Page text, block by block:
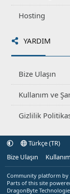
Hosting
YARDIM
Bize Ulaşın
Kullanım ve
Gizlilik
Türkçe (TR)
Bize Ulaşın
Community platform by
Parts of this site
DragonByte